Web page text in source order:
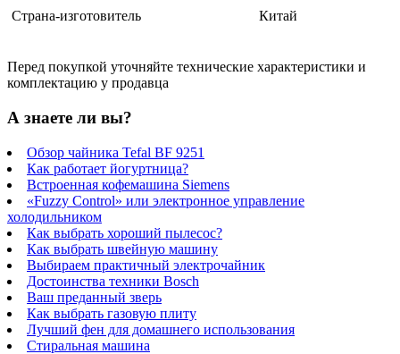
Страна-изготовитель
Китай
Перед покупкой уточняйте технические характеристики и
комплектацию у продавца
А знаете ли вы?
Обзор чайника Tefal BF 9251
Как работает йогуртница?
Встроенная кофемашина Siemens
«Fuzzy Control» или электронное управление
холодильником
Как выбрать хороший пылесос?
Как выбрать швейную машину
Выбираем практичный электрочайник
Достоинства техники Bosch
Ваш преданный зверь
Как выбрать газовую плиту
Лучший фен для домашнего использования
Стиральная машина